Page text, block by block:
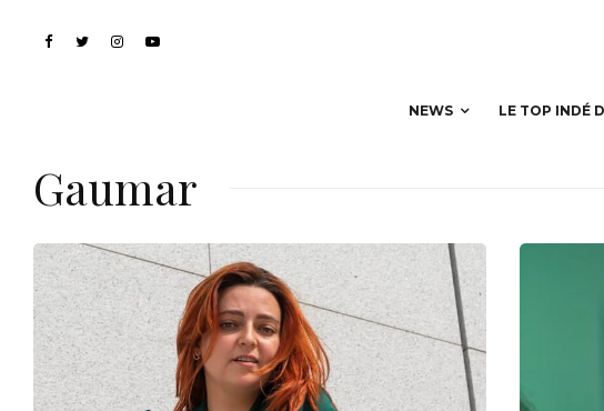
NEWS LE TOP INDÉ
Gaumar